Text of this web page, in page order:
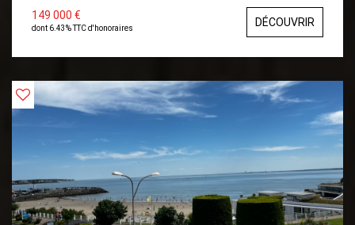
149 000 €
dont 6.43% TTC d'honoraires DÉCOUVRIR